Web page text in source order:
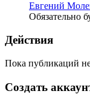
Евгений
Обязательно
Действия
Пока публикаций
Создать